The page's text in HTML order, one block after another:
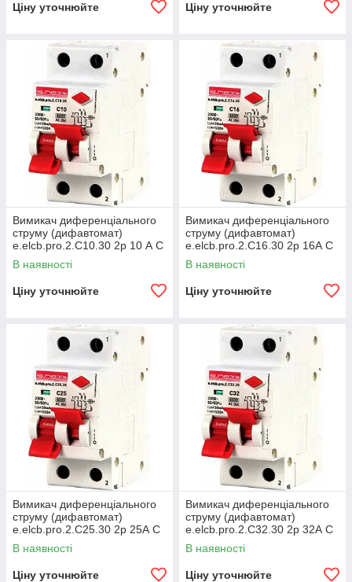
Ціну уточнюйте Ціну уточнюйте
Вимикач диференціального
струму (дифавтомат)
e.elcb.pro.2.C10.30 2р 10 А C
30 мА з розділеною ручкою
В наявності
Ціну уточнюйте
Вимикач диференціального
струму (дифавтомат)
e.elcb.pro.2.C16.30 2р 16А C
30мА з розділеною
рукояткою
В наявності
Ціну уточнюйте
Вимикач диференціального
струму (дифавтомат)
e.elcb.pro.2.C25.30 2р 25А C
30мА з розділеною
рукояткою
В наявності
Ціну уточнюйте
Вимикач диференціального
струму (дифавтомат)
e.elcb.pro.2.C32.30 2р 32А C
30мА з розділеною
рукояткою
В наявності
Ціну уточнюйте